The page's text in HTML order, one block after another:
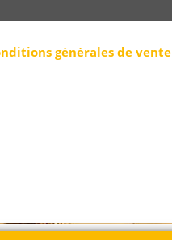
générales de vente